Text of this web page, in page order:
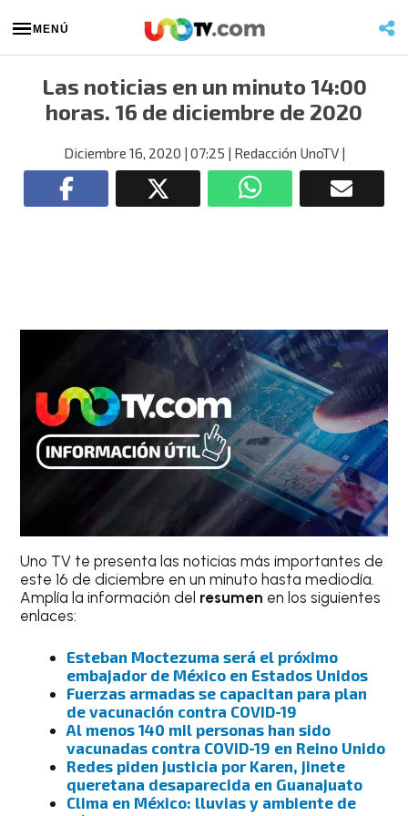
MENÚ
Las noticias en un minuto 14:00
horas. 16 de diciembre de 2020
Diciembre 16, 2020 | 07:25 | Redacción UnoTV|
Uno TV te presenta las noticias más importantes de
este 16 de diciembre en un minuto hasta mediodía.
Amplía la información del resumen en los siguientes
enlaces:
Esteban Moctezuma será el próximo
embajador de México en Estados Unidos
Fuerzas armadas se capacitan para plan
de vacunación contra COVID-19
Al menos 140 mil personas han sido
vacunadas contra COVID-19 en Reino Unido
Redes piden justicia por Karen, jinete
queretana desaparecida en Guanajuato
Clima en México: lluvias y ambiente de